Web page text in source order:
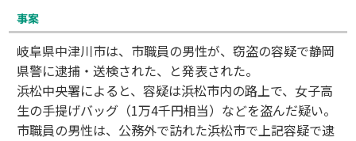
事案
岐阜県中津川市は、市職員の男性が、窃盗の容疑で静岡
県警に逮捕・送検された、と発表された。
浜松中央署によると、容疑は浜松市内の路上で、女子高
生の手提げバッグ（1万4千円相当）などを盗んだ疑い。
市職員の男性は、公務外で訪れた浜松市で上記容疑で逮